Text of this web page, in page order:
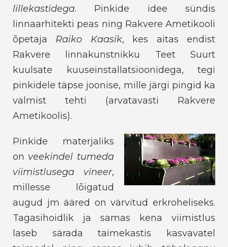
lillekastidega. Pinkide idee sündis
linnaarhitekti peas ning Rakvere Ametikooli
õpetaja Raiko Kaasik, kes aitas endist
Rakvere linnakunstnikku Teet Suurt
kuulsate kuuseinstallatsioonidega, tegi
pinkidele täpse joonise, mille järgi pingid ka
valmist tehti (arvatavasti Rakvere
Ametikoolis).
Pinkide materjaliks
on veekindel tumeda
viimistlusega vineer,
millesse lõigatud
augud jm ääred on värvitud erkroheliseks.
Tagasihoidlik ja samas kena viimistlus
laseb särada taimekastis kasvavatel